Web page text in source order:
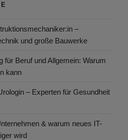
–
und große Bauwerke
für Beruf und Allgemein: Warum
kann
– Experten für Gesundheit
& warum neues IT-
wird